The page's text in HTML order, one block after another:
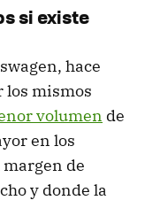
si existe
hace
los mismos
volumen de
en los
de
y donde la